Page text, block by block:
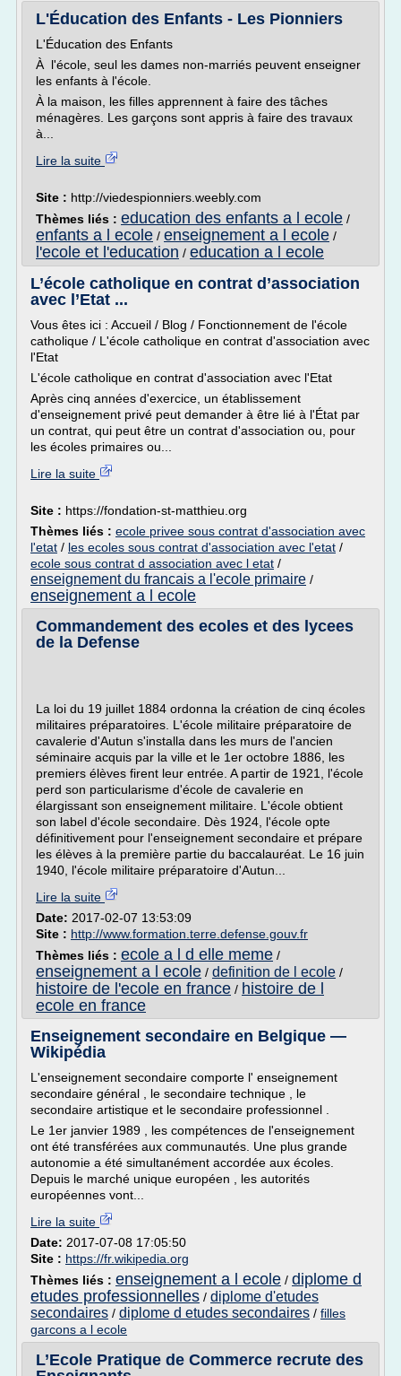
L'Éducation des Enfants - Les Pionniers
L'Éducation des Enfants
À l'école, seul les dames non-marriés peuvent enseigner
les enfants à l'école.
À la maison, les filles apprennent à faire des tâches
ménagères. Les garçons sont appris à faire des travaux
à...
Lire la suite
Site : http://viedespionniers.weebly.com
Thèmes liés : education des enfants a l ecole /
enfants a l ecole / enseignement a l ecole /
l'ecole et l'education / education a l ecole
L’école catholique en contrat d’association
avec l’Etat ...
Vous êtes ici : Accueil / Blog / Fonctionnement de l'école
catholique / L'école catholique en contrat d'association avec
l'Etat
L'école catholique en contrat d'association avec l'Etat
Après cinq années d'exercice, un établissement
d'enseignement privé peut demander à être lié à l'État par
un contrat, qui peut être un contrat d'association ou, pour
les écoles primaires ou...
Lire la suite
Site : https://fondation-st-matthieu.org
Thèmes liés : ecole privee sous contrat d'association avec
l'etat / les ecoles sous contrat d'association avec l'etat /
ecole sous contrat d association avec l etat /
enseignement du francais a l'ecole primaire /
enseignement a l ecole
Commandement des ecoles et des lycees
de la Defense
La loi du 19 juillet 1884 ordonna la création de cinq écoles
militaires préparatoires. L'école militaire préparatoire de
cavalerie d'Autun s'installa dans les murs de l'ancien
séminaire acquis par la ville et le 1er octobre 1886, les
premiers élèves firent leur entrée. A partir de 1921, l'école
perd son particularisme d'école de cavalerie en
élargissant son enseignement militaire. L'école obtient
son label d'école secondaire. Dès 1924, l'école opte
définitivement pour l'enseignement secondaire et prépare
les élèves à la première partie du baccalauréat. Le 16 juin
1940, l'école militaire préparatoire d'Autun...
Lire la suite
Date: 2017-02-07 13:53:09
Site : http://www.formation.terre.defense.gouv.fr
Thèmes liés : ecole a l d elle meme /
enseignement a l ecole / definition de l ecole /
histoire de l'ecole en france / histoire de l
ecole en france
Enseignement secondaire en Belgique —
Wikipédia
L'enseignement secondaire comporte l' enseignement
secondaire général , le secondaire technique , le
secondaire artistique et le secondaire professionnel .
Le 1er janvier 1989 , les compétences de l'enseignement
ont été transférées aux communautés. Une plus grande
autonomie a été simultanément accordée aux écoles.
Depuis le marché unique européen , les autorités
européennes vont...
Lire la suite
Date: 2017-07-08 17:05:50
Site : https://fr.wikipedia.org
Thèmes liés : enseignement a l ecole / diplome d
etudes professionnelles / diplome d'etudes
secondaires / diplome d etudes secondaires / filles
garcons a l ecole
L’Ecole Pratique de Commerce recrute des